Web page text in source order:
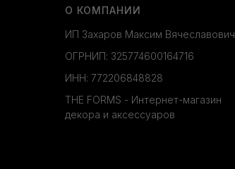
О КОМПАНИИ
ИП Захаров Максим Вячеславович
ОГРНИП: 325774600164716
ИНН: 772206848828
THE FORMS - Интернет-магазин
декора и аксессуаров